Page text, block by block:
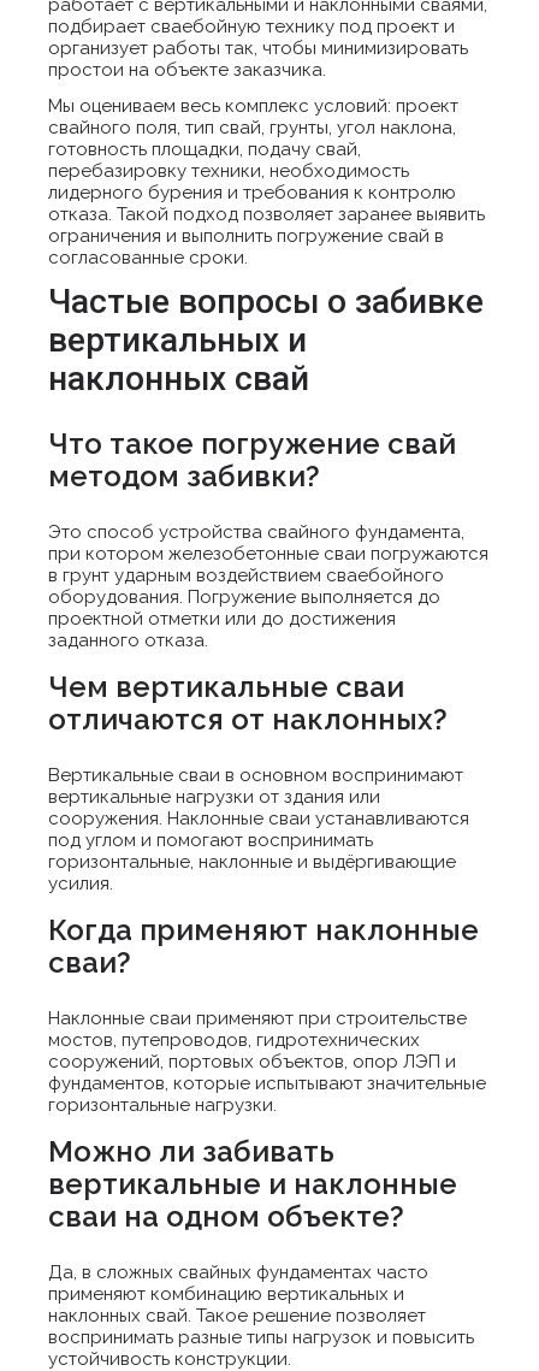
работает с вертикальными и наклонными сваями,
подбирает сваебойную технику под проект и
организует работы так, чтобы минимизировать
простои на объекте заказчика.
Мы оцениваем весь комплекс условий: проект
свайного поля, тип свай, грунты, угол наклона,
готовность площадки, подачу свай,
перебазировку техники, необходимость
лидерного бурения и требования к контролю
отказа. Такой подход позволяет заранее выявить
ограничения и выполнить погружение свай в
согласованные сроки.
Частые вопросы о забивке
вертикальных и
наклонных свай
Что такое погружение свай
методом забивки?
Это способ устройства свайного фундамента,
при котором железобетонные сваи погружаются
в грунт ударным воздействием сваебойного
оборудования. Погружение выполняется до
проектной отметки или до достижения
заданного отказа.
Чем вертикальные сваи
отличаются от наклонных?
Вертикальные сваи в основном воспринимают
вертикальные нагрузки от здания или
сооружения. Наклонные сваи устанавливаются
под углом и помогают воспринимать
горизонтальные, наклонные и выдёргивающие
усилия.
Когда применяют наклонные
сваи?
Наклонные сваи применяют при строительстве
мостов, путепроводов, гидротехнических
сооружений, портовых объектов, опор ЛЭП и
фундаментов, которые испытывают значительные
горизонтальные нагрузки.
Можно ли забивать
вертикальные и наклонные
сваи на одном объекте?
Да, в сложных свайных фундаментах часто
применяют комбинацию вертикальных и
наклонных свай. Такое решение позволяет
воспринимать разные типы нагрузок и повысить
устойчивость конструкции.